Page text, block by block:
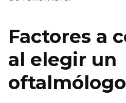
Factores a
al elegir un